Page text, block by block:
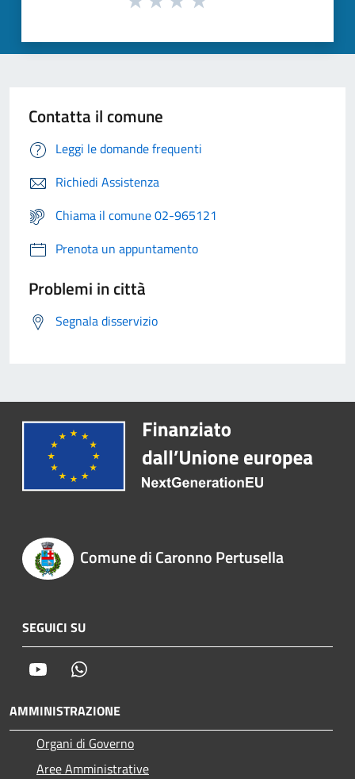
Contatta il comune
Leggi le domande frequenti
Richiedi Assistenza
Chiama il comune 02-965121
Prenota un appuntamento
Problemi in città
Segnala disservizio
Comune di Caronno Pertusella
SEGUICI SU
Youtube
AMMINISTRAZIONE
Organi di Governo
Aree Amministrative